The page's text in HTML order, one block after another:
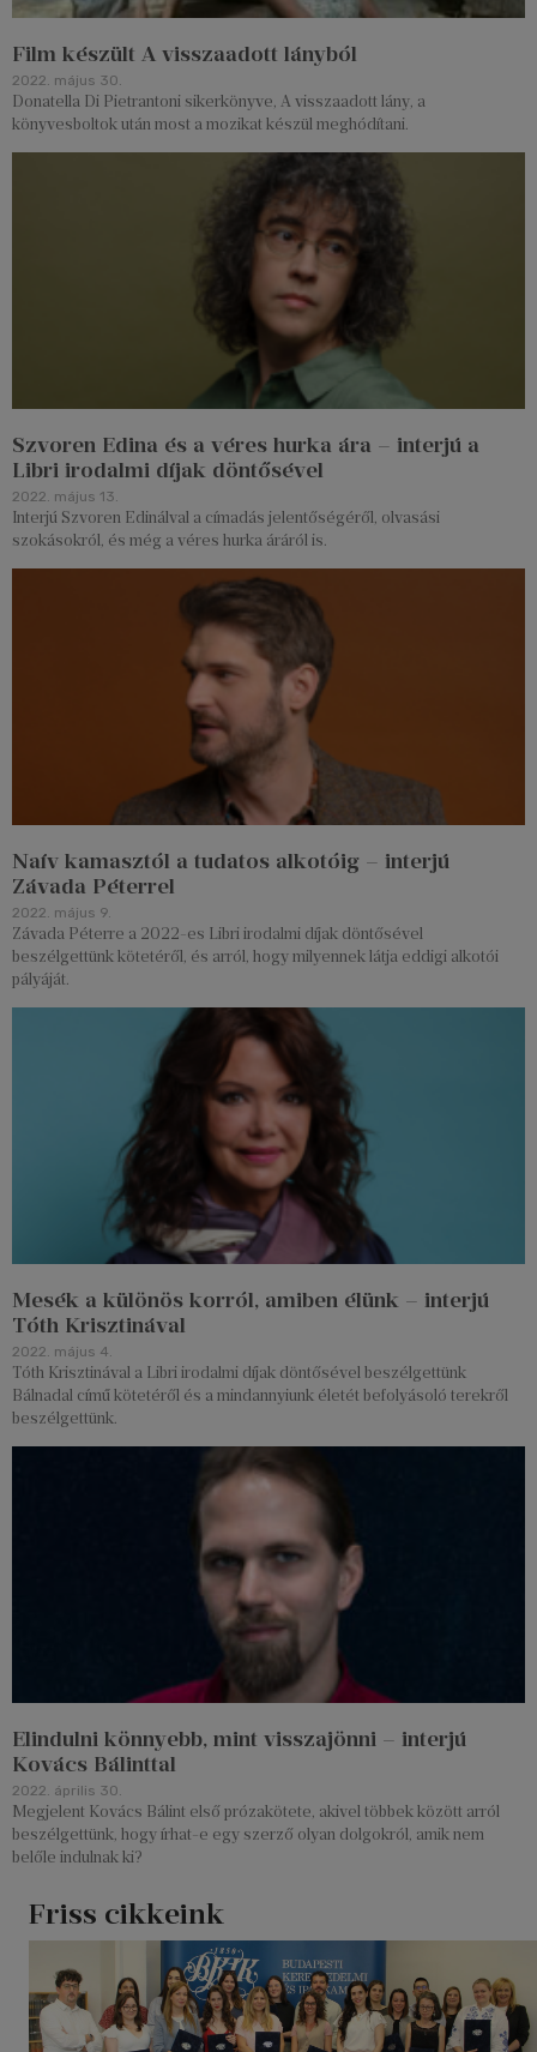
Film készült A visszaadott lányból
2022. május 30.
Donatella Di Pietrantoni sikerkönyve, A visszaadott lány, a
könyvesboltok után most a mozikat készül meghódítani.
Szvoren Edina és a véres hurka ára – interjú a
Libri irodalmi díjak döntősével
2022. május 13.
Interjú Szvoren Edinálval a címadás jelentőségéről, olvasási
szokásokról, és még a véres hurka áráról is.
Naív kamasztól a tudatos alkotóig – interjú
Závada Péterrel
2022. május 9.
Závada Péterre a 2022-es Libri irodalmi díjak döntősével
beszélgettünk kötetéről, és arról, hogy milyennek látja eddigi alkotói
pályáját.
Mesék a különös korról, amiben élünk – interjú
Tóth Krisztinával
2022. május 4.
Tóth Krisztinával a Libri irodalmi díjak döntősével beszélgettünk
Bálnadal című kötetéről és a mindannyiunk életét befolyásoló terekről
beszélgettünk.
Elindulni könnyebb, mint visszajönni – interjú
Kovács Bálinttal
2022. április 30.
Megjelent Kovács Bálint első prózakötete, akivel többek között arról
beszélgettünk, hogy írhat-e egy szerző olyan dolgokról, amik nem
belőle indulnak ki?
Friss cikkeink